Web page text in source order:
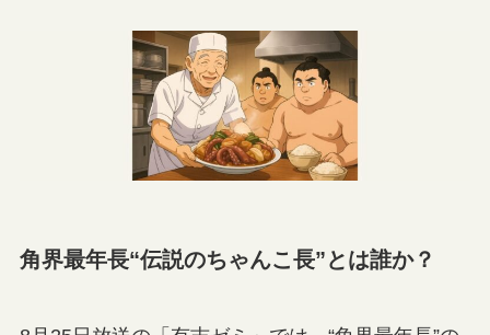
角界最年長“伝説のちゃんこ長”とは誰か？